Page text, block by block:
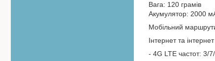
Вага: 120 грамів
Акумулятор: 2000
Мобільний
Інтернет та інтернет
- 4G LTE частот: 3/